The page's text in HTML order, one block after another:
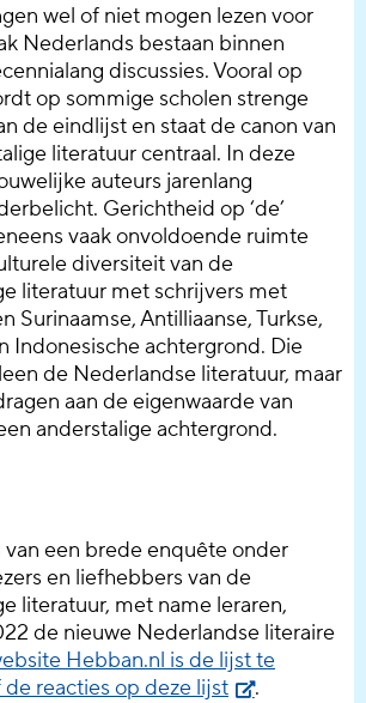
wel of niet mogen lezen voor
Nederlands bestaan binnen
discussies. Vooral op
op sommige scholen strenge
de eindlijst en staat de canon van
literatuur centraal. In deze
auteurs jarenlang
Gerichtheid op ‘de’
vaak onvoldoende ruimte
diversiteit van de
literatuur met schrijvers met
Surinaamse, Antilliaanse, Turkse,
Indonesische achtergrond. Die
de Nederlandse literatuur, maar
aan de eigenwaarde van
anderstalige achtergrond.
van een brede enquête onder
en liefhebbers van de
literatuur, met name leraren,
de nieuwe Nederlandse literaire
Hebban.nl is de lijst te
de reacties op deze lijst .